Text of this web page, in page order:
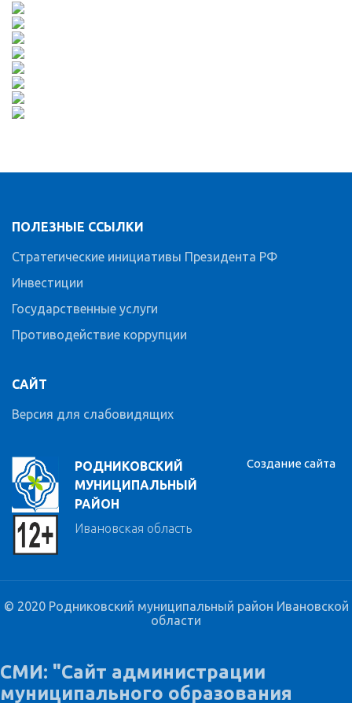
РОДНИКОВСКИЙ
МУНИЦИПАЛЬНЫЙ
РАЙОН
Ивановская область
ПОЛЕЗНЫЕ ССЫЛКИ
Стратегические инициативы Президента РФ
Инвестиции
Государственные услуги
Противодействие коррупции
САЙТ
Версия для слабовидящих
Создание сайта
© 2020 Родниковский муниципальный район Ивановской
области
СМИ: "Сайт администрации
муниципального образования